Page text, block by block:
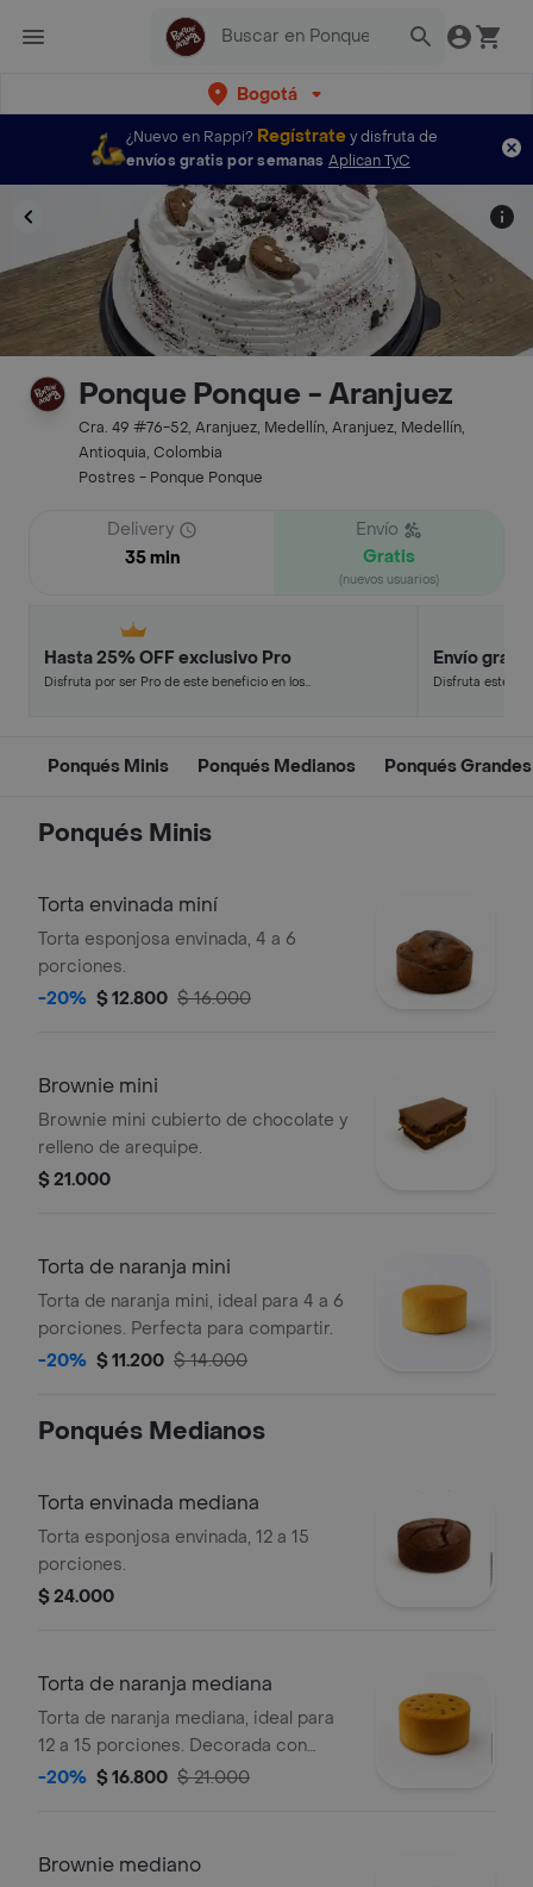
Bogotá
¿Nuevo en Rappi? Regístratey disfruta de
envíos gratis por semanas Aplican TyC
Ponque Ponque - Aranjuez
Cra. 49 #76-52, Aranjuez, Medellín, Aranjuez, Medellín,
Antioquia, Colombia
Postres - Ponque Ponque
Delivery
35 min
Envío
Gratis
(nuevos usuarios)
Hasta 25% OFF exclusivo Pro
Disfruta por ser Pro de este beneficio en los
Envío
Disfruta este
Ponqués Minis Ponqués Medianos Ponqués Grandes
Ponqués Minis
Torta envinada miní
Torta esponjosa envinada, 4 a 6
porciones.
-20% $ 12.800 $ 16.000
Brownie mini
Brownie mini cubierto de chocolate y
relleno de arequipe.
$ 21.000
Torta de naranja mini
Torta de naranja mini, ideal para 4 a 6
porciones. Perfecta para compartir.
-20% $ 11.200 $ 14.000
Ponqués Medianos
Torta envinada mediana
Torta esponjosa envinada, 12 a 15
porciones.
$ 24.000
Torta de naranja mediana
Torta de naranja mediana, ideal para
12 a 15 porciones. Decorada con
pasas visibles en la superficie.
-20% $ 16.800 $ 21.000
Brownie mediano